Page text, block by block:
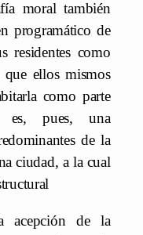
moral también
programático de
residentes como
que ellos mismos
como parte
es, pues, una
de la
ciudad, a la cual
acepción de la